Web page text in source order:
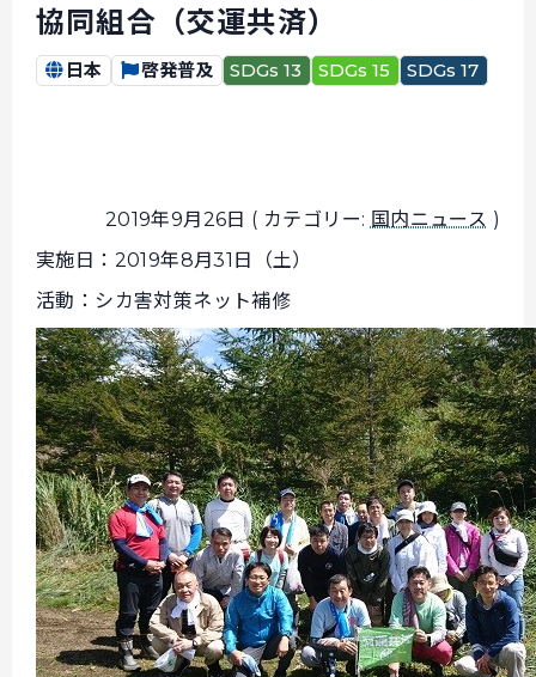
協同組合（交運共済）
日本 啓発普及 SDGs 13 SDGs 15 SDGs 17
2019年9月26日 ( カテゴリー: 国内ニュース )
実施日：2019年8月31日（土）
活動：シカ害対策ネット補修